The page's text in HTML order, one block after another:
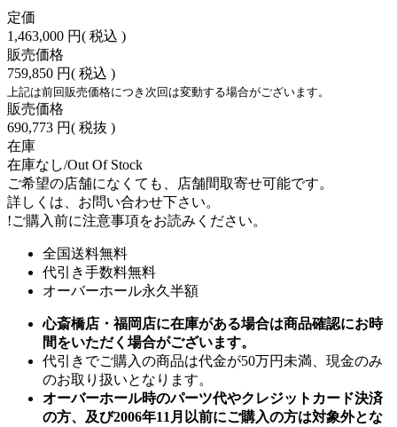
定価
1,463,000 円( 税込 )
販売価格
759,850 円( 税込 )
上記は前回販売価格につき次回は変動する場合がございます。
販売価格
690,773 円( 税抜 )
在庫
在庫なし/Out Of Stock
ご希望の店舗になくても、店舗間取寄せ可能です。
詳しくは、お問い合わせ下さい。
!ご購入前に注意事項をお読みください。
全国送料無料
代引き手数料無料
オーバーホール永久半額
心斎橋店・福岡店に在庫がある場合は商品確認にお時
間をいただく場合がございます。
代引きでご購入の商品は代金が50万円未満、現金のみ
のお取り扱いとなります。
オーバーホール時のパーツ代やクレジットカード決済
の方、及び2006年11月以前にご購入の方は対象外とな